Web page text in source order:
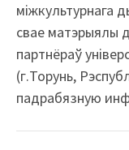
міжкультурнага
свае матэрыялы
партнёраў
(г.Торунь,
падрабязную